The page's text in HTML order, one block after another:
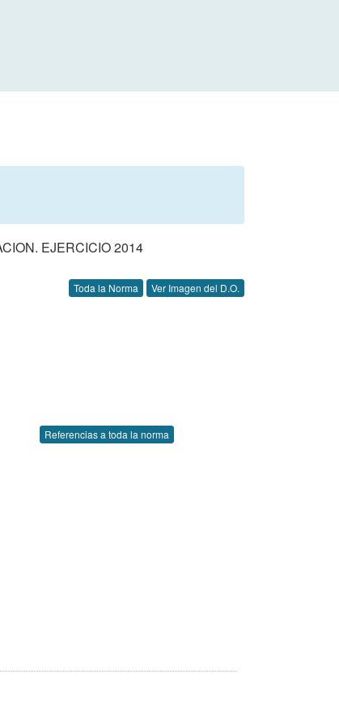
EJERCICIO 2014
Toda la Norma Ver Imagen del D.O.
Referencias a toda la norma